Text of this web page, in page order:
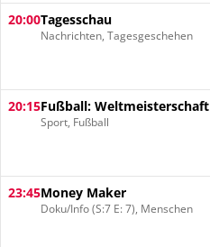
20:00Tagesschau
Nachrichten, Tagesgeschehen
20:15Fußball: Weltmeisterschaft
Sport, Fußball
23:45Money Maker
Doku/Info (S:7 E: 7), Menschen